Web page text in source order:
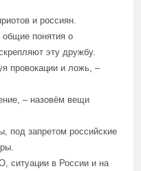
и россиян.
понятия о
эту дружбу.
провокации и ложь, –
– назовём вещи
под запретом российские
ситуации в России и на